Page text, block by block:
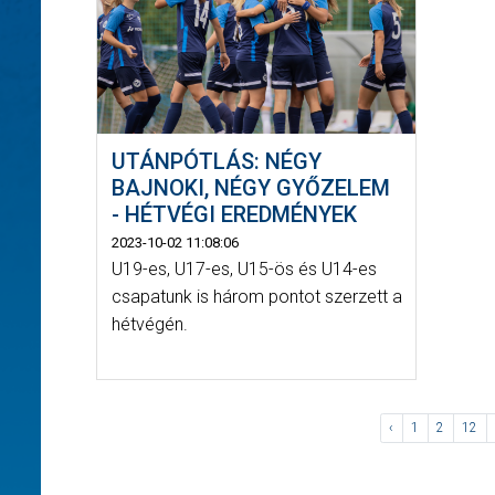
UTÁNPÓTLÁS: NÉGY
BAJNOKI, NÉGY GYŐZELEM
- HÉTVÉGI EREDMÉNYEK
2023-10-02 11:08:06
U19-es, U17-es, U15-ös és U14-es
csapatunk is három pontot szerzett a
hétvégén.
‹ 1 2 12